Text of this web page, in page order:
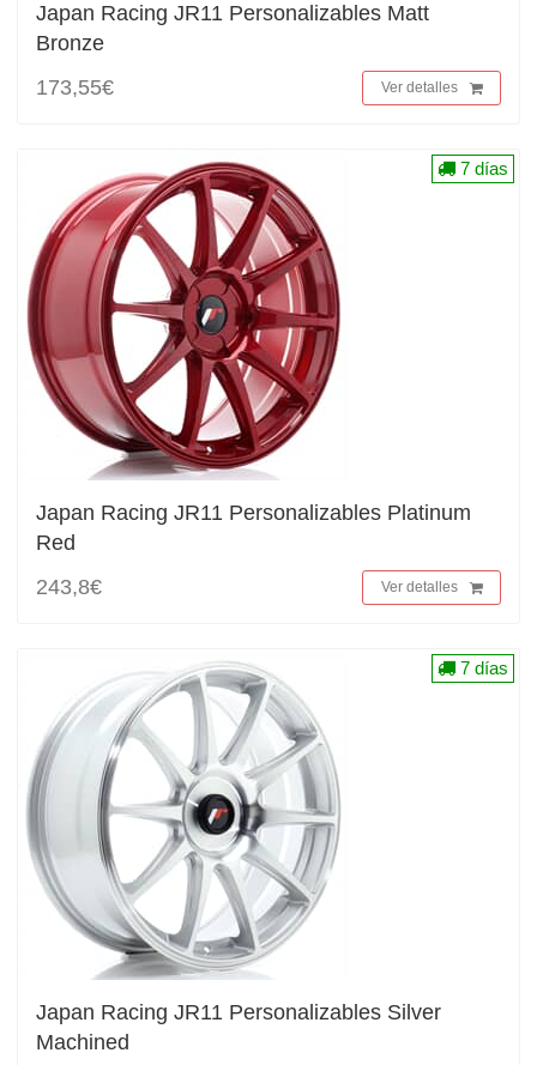
Japan Racing JR11 Personalizables Matt
Bronze
173,55€
Ver detalles
Japan Racing JR11 Personalizables Platinum
Red
243,8€
Ver detalles
7 días
Japan Racing JR11 Personalizables Silver
Machined
7 días